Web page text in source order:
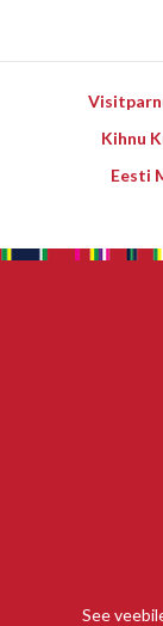
Kihnu
Eesti
See